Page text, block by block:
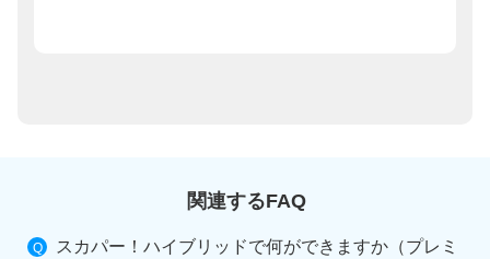
関連するFAQ
スカパー！ハイブリッドで何ができますか（プレミ